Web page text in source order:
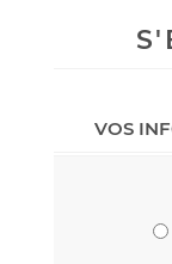
VOS